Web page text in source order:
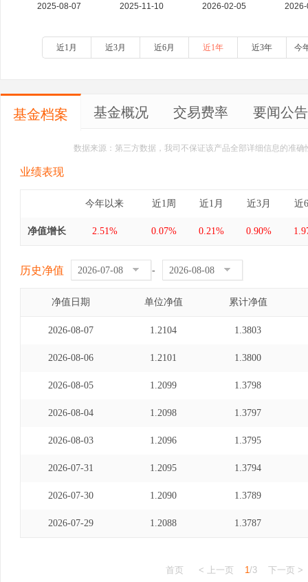
近1月 近3月 近6月 近1年 近3年 今
基金档案 基金概况 交易费率 要闻公告
数据来源：第三方数据，我司不保证该产品全部详细信息的准
业绩表现
今年以来 近1周 近1月 近3月 近
净值增长 2.51% 0.07% 0.21% 0.90%
历史净值 -
净值日期 单位净值 累计净值
2026-08-07 1.2104 1.3803
2026-08-06 1.2101 1.3800
2026-08-05 1.2099 1.3798
2026-08-04 1.2098 1.3797
2026-08-03 1.2096 1.3795
2026-07-31 1.2095 1.3794
2026-07-30 1.2090 1.3789
2026-07-29 1.2088 1.3787
首页 < 上一页 1/3 下一页 >